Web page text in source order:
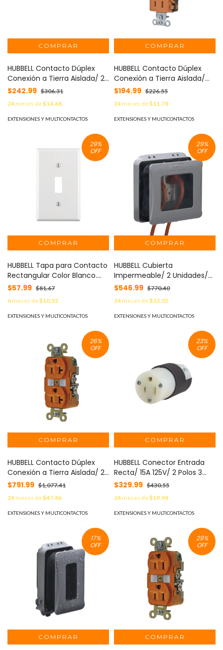
HUBBELL Contacto Dúplex
Conexión a Tierra Aislada/ 20
A 125 V/ 2 polos 3 Hilos/ Color
naranja/ Nema 5- 20R/
Grado Comercial. MOD: HUB-
IG5352
$242.99 $306.31
24meses de$14.68
EXTENSIONES Y MULTICONTACTOS
HUBBELL Contacto Dúplex
Conexión a Tierra Aislada/
15A 125V/ 2 polos 3 Hilos/
Nema 5-15R /Grado
Comercial Decorativo/ Color
Naranja. MOD: HUB-IG15DR
$194.99 $226.55
24meses de$11.78
EXTENSIONES Y MULTICONTACTOS
29%
OFF
HUBBELL Tapa para Contacto
Rectangular Color Blanco.
MOD: HUB-P1W
$57.99 $81.67
6meses de$10.92
EXTENSIONES Y MULTICONTACTOS
29%
OFF
HUBBELL Cubierta
Impermeable/ 2 Unidades/
Vertical/ Servicio Pesado/
Expandible/ Color Gris. MOD:
HUB-ML-2500G
$546.99 $770.40
24meses de$33.05
EXTENSIONES Y MULTICONTACTOS
26%
OFF
HUBBELL Contacto Dúplex
Conexión a Tierra Aislada/ 20
A 125 V/ 2 polos 3 Hilos/ Color
Naranja/ Nema 5- 20R/
Grado Industrial. MOD: HUB-
IG5362
$791.99 $1,077.41
24meses de$47.86
EXTENSIONES Y MULTICONTACTOS
23%
OFF
HUBBELL Conector Entrada
Recta/ 15A 125V/ 2 Polos 3
Hilos/ Nema 5-15R/ Grado
Industrial- Comercial. MOD:
HUB-HBL-5269-C
$329.99 $430.55
24meses de$19.94
EXTENSIONES Y MULTICONTACTOS
17%
OFF
29%
OFF